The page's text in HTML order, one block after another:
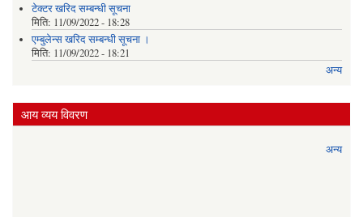
टेक्टर खरिद सम्बन्धी सूचना
मिति: 11/09/2022 - 18:28
एम्बुलेन्स खरिद सम्बन्धी सूचना ।
मिति: 11/09/2022 - 18:21
अन्य
आय व्यय विवरण
अन्य